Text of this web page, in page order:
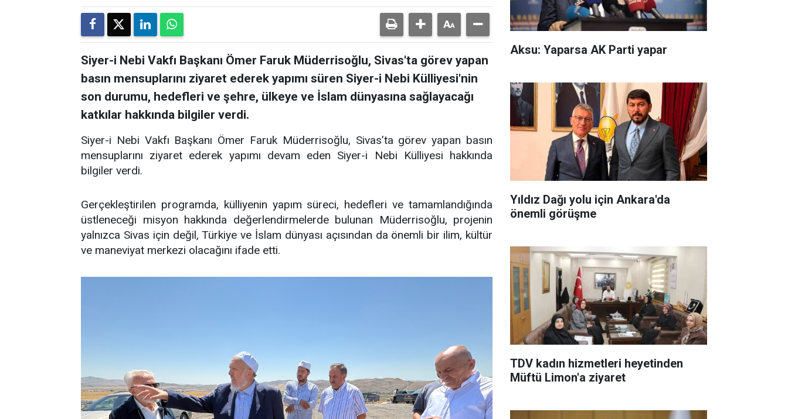
Siyer-i Nebi Vakfı Başkanı Ömer Faruk Müderrisoğlu, Sivas'ta görev yapan
basın mensuplarını ziyaret ederek yapımı süren Siyer-i Nebi Külliyesi'nin
son durumu, hedefleri ve şehre, ülkeye ve İslam dünyasına sağlayacağı
katkılar hakkında bilgiler verdi.
Siyer-i Nebi Vakfı Başkanı Ömer Faruk Müderrisoğlu, Sivas’ta görev yapan basın
mensuplarını ziyaret ederek yapımı devam eden Siyer-i Nebi Külliyesi hakkında
bilgiler verdi.
Gerçekleştirilen programda, külliyenin yapım süreci, hedefleri ve tamamlandığında
üstleneceği misyon hakkında değerlendirmelerde bulunan Müderrisoğlu, projenin
yalnızca Sivas için değil, Türkiye ve İslam dünyası açısından da önemli bir ilim, kültür
ve maneviyat merkezi olacağını ifade etti.
Aksu: Yaparsa AK Parti yapar
Yıldız Dağı yolu için Ankara'da
önemli görüşme
TDV kadın hizmetleri heyetinden
Müftü Limon'a ziyaret